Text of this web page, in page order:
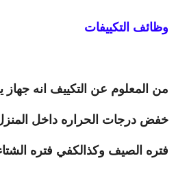
وظائف التكييفات
من المعلوم عن التكييف انه
خفض درجات الحراره داخل المنزل
فتره الصيف وكذالكفي فتره